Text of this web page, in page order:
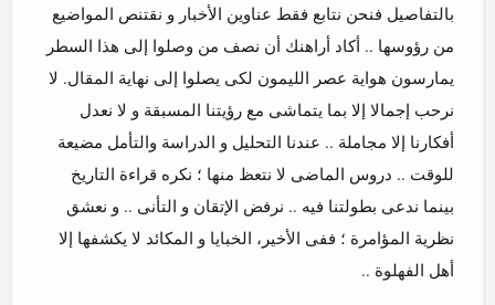
بالتفاصيل فنحن نتابع فقط عناوين الأخبار و نقتنص المواضيع
من رؤوسها .. أكاد أراهنك أن نصف من وصلوا إلى هذا السطر
يمارسون هواية عصر الليمون لكى يصلوا إلى نهاية المقال. لا
نرحب إجمالا إلا بما يتماشى مع رؤيتنا المسبقة و لا نعدل
أفكارنا إلا مجاملة .. عندنا التحليل و الدراسة والتأمل مضيعة
للوقت .. دروس الماضى لا نتعظ منها ؛ نكره قراءة التاريخ
بينما ندعى بطولتنا فيه .. نرفض الإتقان و التأنى .. و نعشق
نظرية المؤامرة ؛ ففى الأخير، الخبايا و المكائد لا يكشفها إلا
أهل الفهلوة ..